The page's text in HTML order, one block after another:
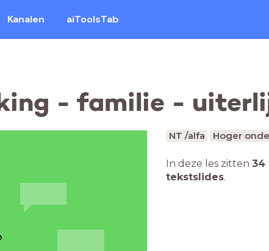
Kanalen aiToolsTab
- familie -
NT /alfa Hoger
In deze les zitten 34
tekstslides.